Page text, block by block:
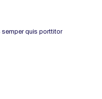
semper quis porttitor